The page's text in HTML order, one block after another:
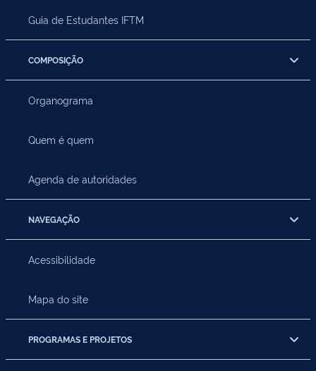
Guia de Estudantes IFTM
COMPOSIÇÃO
Organograma
Quem é quem
Agenda de autoridades
NAVEGAÇÃO
Acessibilidade
Mapa do site
PROGRAMAS E PROJETOS